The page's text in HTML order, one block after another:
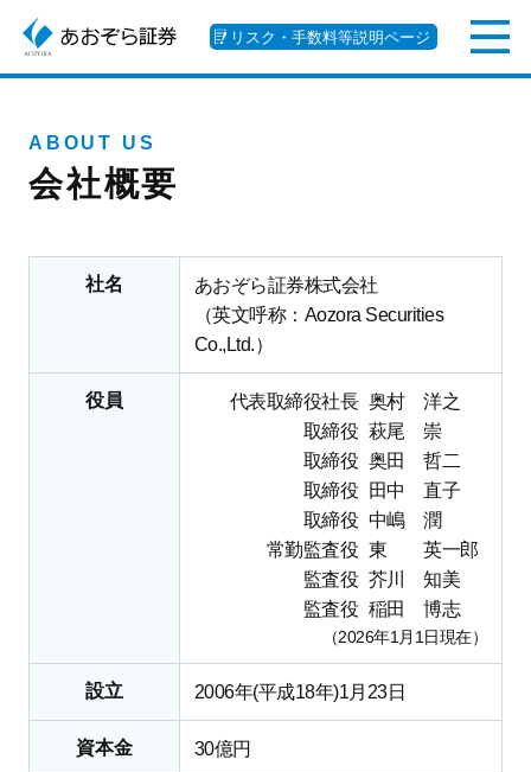
リスク・手数料等説明ページ
ABOUT US
会社概要
社名
あおぞら証券株式会社
（英文呼称：Aozora Securities
Co.,Ltd.）
役員 代表取締役社長 奥村 洋之
取締役 萩尾 崇
取締役 奥田 哲二
取締役
田中 直子
取締役 中嶋 潤
常勤監査役 東 英一郎
監査役 芥川 知美
監査役 稲田 博志
（2026年1月1日現在）
設立 2006年(平成18年)1月23日
資本金 30億円